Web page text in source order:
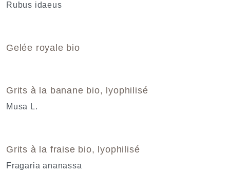
Rubus idaeus
Gelée royale bio
Grits à la banane bio, lyophilisé
Musa L.
Grits à la fraise bio, lyophilisé
Fragaria ananassa